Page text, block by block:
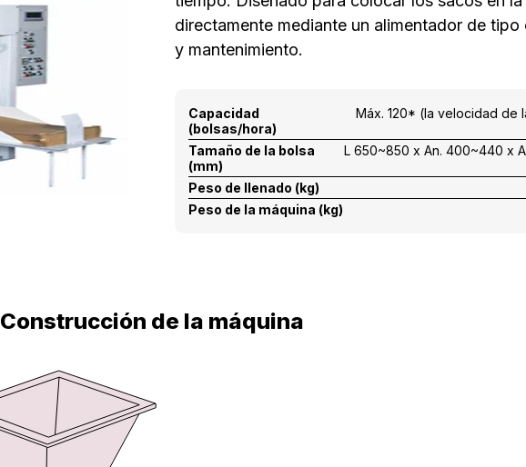
directamente mediante un alimentador de
y mantenimiento.
Capacidad
(bolsas/hora)
Máx. 120* (la velocidad de
Tamaño de la bolsa
(mm)
L 650~850 x An. 400~440 x
Peso de llenado (kg)
Peso de la máquina (kg)
Construcción de la máquina